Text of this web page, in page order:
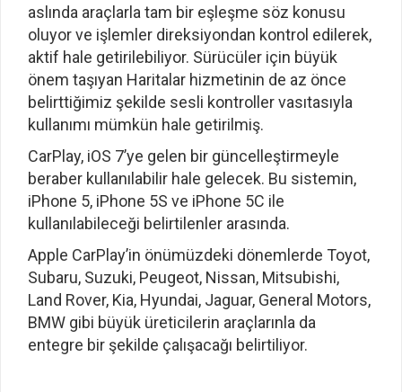
aslında araçlarla tam bir eşleşme söz konusu
oluyor ve işlemler direksiyondan kontrol edilerek,
aktif hale getirilebiliyor. Sürücüler için büyük
önem taşıyan Haritalar hizmetinin de az önce
belirttiğimiz şekilde sesli kontroller vasıtasıyla
kullanımı mümkün hale getirilmiş.
CarPlay, iOS 7’ye gelen bir güncelleştirmeyle
beraber kullanılabilir hale gelecek. Bu sistemin,
iPhone 5, iPhone 5S ve iPhone 5C ile
kullanılabileceği belirtilenler arasında.
Apple CarPlay’in önümüzdeki dönemlerde Toyot,
Subaru, Suzuki, Peugeot, Nissan, Mitsubishi,
Land Rover, Kia, Hyundai, Jaguar, General Motors,
BMW gibi büyük üreticilerin araçlarınla da
entegre bir şekilde çalışacağı belirtiliyor.